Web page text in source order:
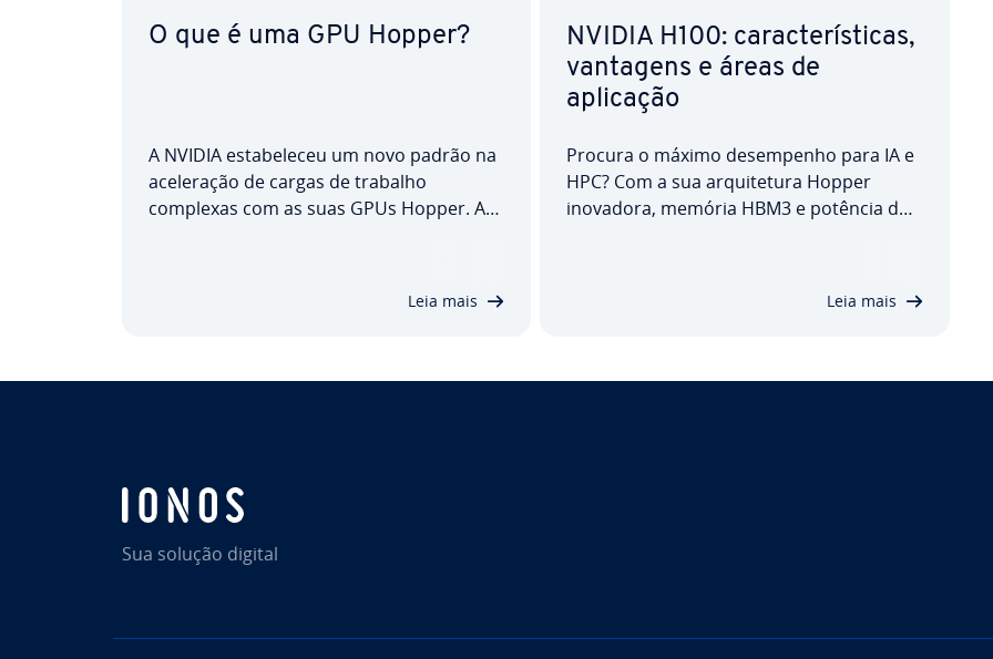
O que é uma GPU Hopper?
A NVIDIA es­ta­be­le­ceu um novo padrão na
ace­le­ra­ção de cargas de trabalho
complexas com as suas GPUs Hopper. A
e com­pu­ta­ção de alto de­sem­pe­nho (HPC).
Leia mais
NVIDIA H100: ca­rac­te­rís­ti­cas,
vantagens e áreas de
aplicação
Procura o máximo de­sem­pe­nho para IA e
HPC? Com a sua ar­qui­te­tura Hopper
inovadora, memória HBM3 e potência de
Descubra neste guia as ca­rac­te­rís­ti­cas
Leia mais
Sua solução digital